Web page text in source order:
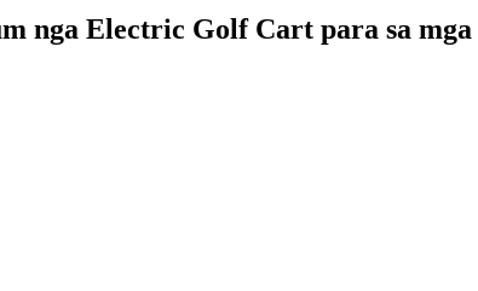
nga Electric Golf Cart para sa